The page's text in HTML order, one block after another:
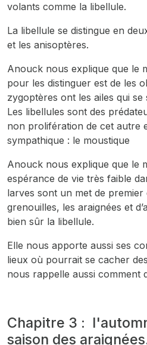
volants comme la libellule.
La libellule se distingue en
et les anisoptères.
Anouck nous explique que le
pour les distinguer est de les
zygoptères ont les ailes qui
Les libellules sont des
non prolifération de cet autre
sympathique : le moustique
Anouck nous explique que le
espérance de vie très faible
larves sont un met de
grenouilles, les araignées et
bien sûr la libellule.
Elle nous apporte aussi ses
lieux où pourrait se cacher
nous rappelle aussi comment
Chapitre 3 :
saison des